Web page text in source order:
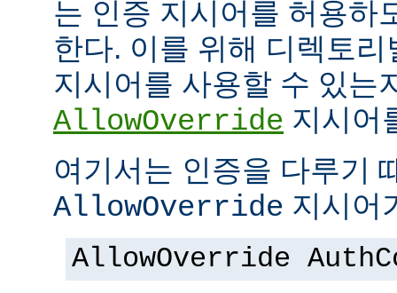
는 인증 지시어를 허용하
한다. 이를 위해 디렉토
지시어를 사용할 수 있는
AllowOverride 지시어
여기서는 인증을 다루기
AllowOverride 지시어
AllowOverride